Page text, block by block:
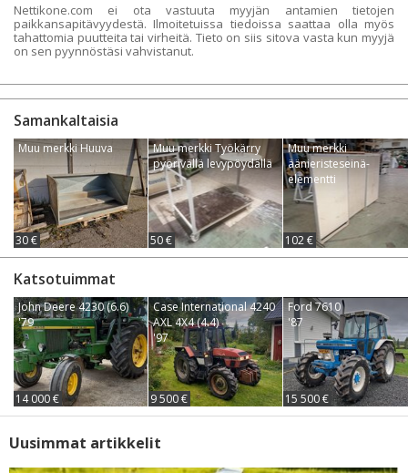
Nettikone.com ei ota vastuuta myyjän antamien tietojen
paikkansapitävyydestä. Ilmoitetuissa tiedoissa saattaa olla myös
tahattomia puutteita tai virheitä. Tieto on siis sitova vasta kun myyjä
on sen pyynnöstäsi vahvistanut.
Samankaltaisia
Muu merkki Huuva
30 €
Muu merkki Työkärry
pyörivällä levypöydällä
50 €
Muu merkki
äänieristeseinä-
elementti
102 €
Katsotuimmat
John Deere 4230 (6.6)
'79
14 000 €
Case International 4240
AXL 4X4 (4.4)
'97
9 500 €
Ford 7610
'87
15 500 €
Uusimmat artikkelit